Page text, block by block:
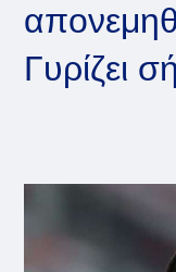
Γυρίζει